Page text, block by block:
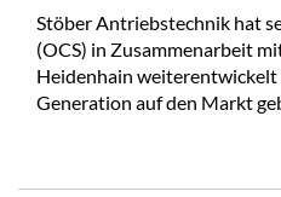
Stöber Antriebstechnik hat
(OCS) in Zusammenarbeit
Heidenhain weiterentwickelt
Generation auf den Markt